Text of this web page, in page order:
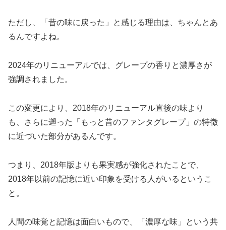
ただし、「昔の味に戻った」と感じる理由は、ちゃんとあ
るんですよね。
2024年のリニューアルでは、グレープの香りと濃厚さが
強調されました。
この変更により、2018年のリニューアル直後の味より
も、さらに遡った「もっと昔のファンタグレープ」の特徴
に近づいた部分があるんです。
つまり、2018年版よりも果実感が強化されたことで、
2018年以前の記憶に近い印象を受ける人がいるというこ
と。
人間の味覚と記憶は面白いもので、「濃厚な味」という共